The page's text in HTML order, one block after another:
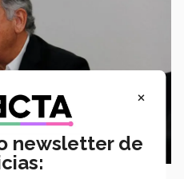
×
newsletter de